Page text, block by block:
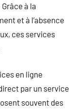
à la
et à l’absence
ces services
en ligne
par un service
souvent des